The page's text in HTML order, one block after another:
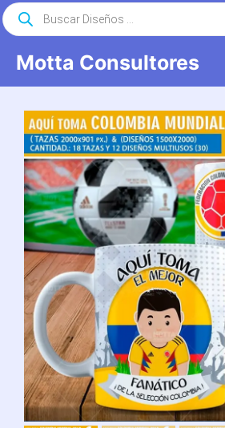
Saltar
al
Motta Consultores
Búsqueda
de
productos